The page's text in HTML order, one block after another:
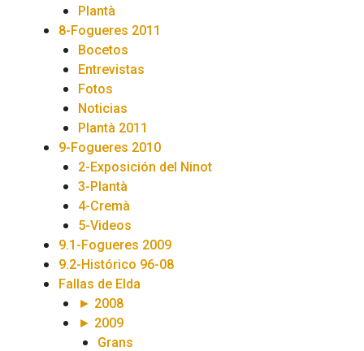
Plantà
8-Fogueres 2011
Bocetos
Entrevistas
Fotos
Noticias
Plantà 2011
9-Fogueres 2010
2-Exposición del Ninot
3-Plantà
4-Cremà
5-Videos
9.1-Fogueres 2009
9.2-Histórico 96-08
Fallas de Elda
► 2008
► 2009
Grans